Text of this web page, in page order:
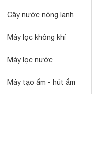
Cây nước nóng lạnh
Máy lọc không khí
Máy lọc nước
Máy tạo ẩm - hút ẩm